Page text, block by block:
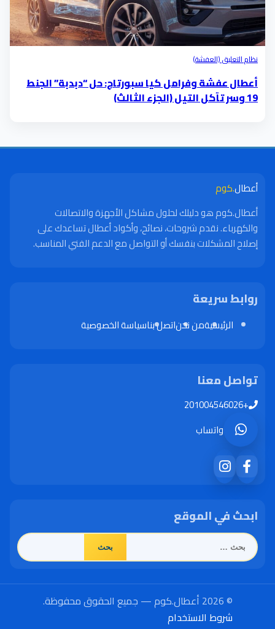
نظام التعليق (العفشة)
أعطال عفشة وفرامل كيا سبورتاج: حل “دبدبة” الجنط
19 وسر تآكل التيل (الجزء الثالث)
أعطال.كوم
أعطال.كوم هو دليلك لحلول مشاكل الأجهزة والاتصالات
والكهرباء. نقدم شروحات، نصائح، وأكواد أعطال تساعدك على
إصلاح المشكلات بنفسك أو التواصل مع الدعم الفني المناسب.
روابط سريعة
الرئيسيةمن نحناتصل بناسياسة الخصوصية
تواصل معنا
+201004546026
واتساب
ابحث في الموقع
البحث
عن:
© 2026 أعطال.كوم — جميع الحقوق محفوظة.
شروط الاستخدام